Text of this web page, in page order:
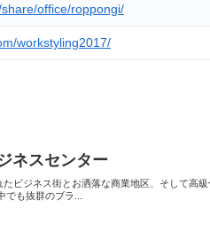
office/roppongi/
workstyling2017/
ネスセンター
ビジネス街とお洒落な商業地区、そして高
も抜群のブラ...